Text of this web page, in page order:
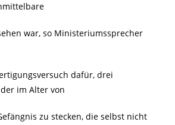
war, so Ministeriumssprecher
dafür, drei
im Alter von
zu stecken, die selbst nicht